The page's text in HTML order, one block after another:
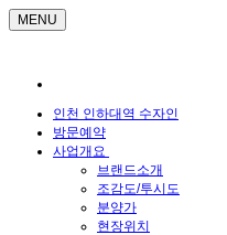
MENU
인천 인하대역 수자인
방문예약
사업개요
브랜드소개
조감도/투시도
분양가
현장위치